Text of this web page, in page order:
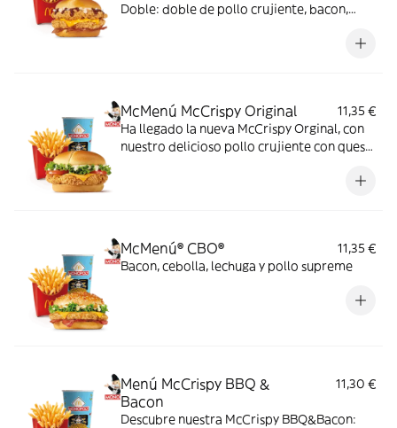
Doble: doble de pollo crujiente, bacon,
McMenú McCrispy Original
11,35 €
Ha llegado la nueva McCrispy Orginal, con
nuestro delicioso pollo crujiente con queso
original, crujiente lechuga y tomate fresco.
McMenú® CBO®
11,35 €
Bacon, cebolla, lechuga y pollo supreme
Menú McCrispy BBQ &
Bacon
11,30 €
Descubre nuestra McCrispy BBQ&Bacon: